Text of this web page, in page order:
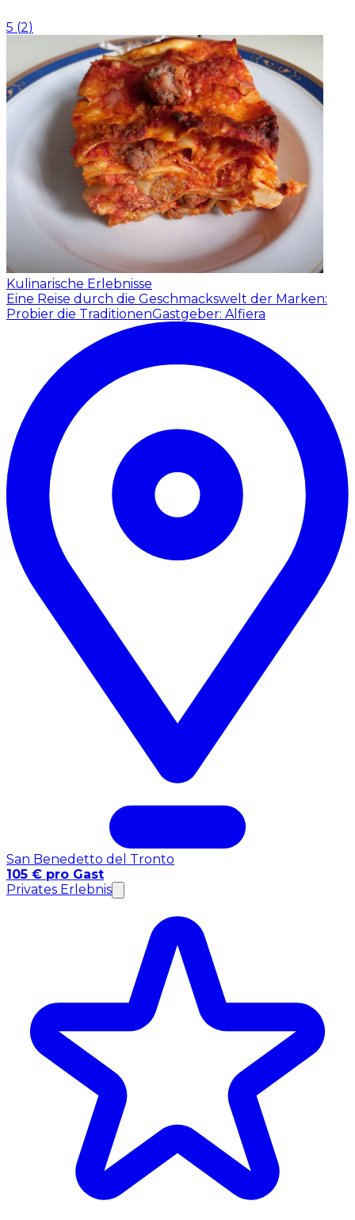
5 (2)
Kulinarische Erlebnisse
Eine Reise durch die Geschmackswelt der Marken:
Probier die TraditionenGastgeber: Alfiera
San Benedetto del Tronto
105 € pro Gast
Privates Erlebnis